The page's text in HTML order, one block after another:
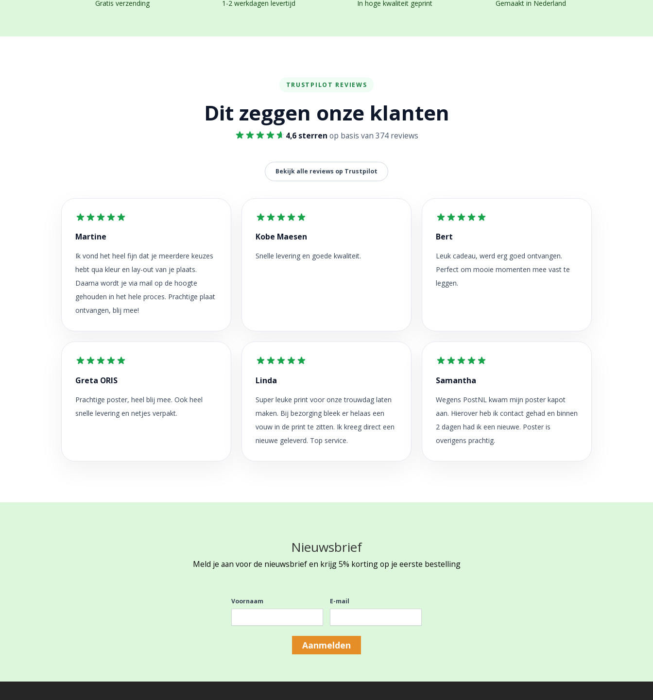
Gratis verzending 1-2 werkdagen levertijd In hoge kwaliteit geprint Gemaakt in Nederland
TRUSTPILOT REVIEWS
Dit zeggen onze klanten
4,6 sterren op basis van 374 reviews
Bekijk alle reviews op Trustpilot
Martine
Ik vond het heel fijn dat je meerdere keuzes
hebt qua kleur en lay-out van je plaats.
Daarna wordt je via mail op de hoogte
gehouden in het hele proces. Prachtige plaat
ontvangen, blij mee!
Kobe Maesen
Snelle levering en goede kwaliteit.
Bert
Leuk cadeau, werd erg goed ontvangen.
Perfect om mooie momenten mee vast te
leggen.
Greta ORIS
Prachtige poster, heel blij mee. Ook heel
snelle levering en netjes verpakt.
Linda
Super leuke print voor onze trouwdag laten
maken. Bij bezorging bleek er helaas een
vouw in de print te zitten. Ik kreeg direct een
nieuwe geleverd. Top service.
Samantha
Wegens PostNL kwam mijn poster kapot
aan. Hierover heb ik contact gehad en binnen
2 dagen had ik een nieuwe. Poster is
overigens prachtig.
Nieuwsbrief
Meld je aan voor de nieuwsbrief en krijg 5% korting op je eerste bestelling
Voornaam E-mail
Aanmelden